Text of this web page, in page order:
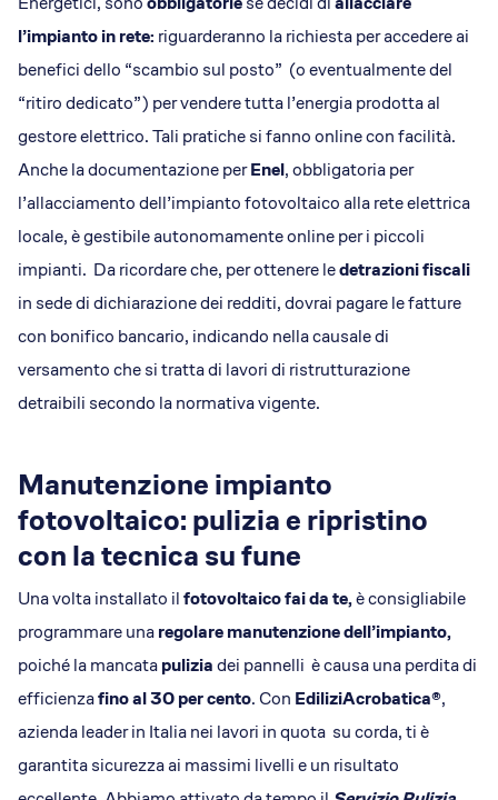
l’impianto in rete: riguarderanno la richiesta per accedere ai
benefici dello “scambio sul posto” (o eventualmente del
“ritiro dedicato”) per vendere tutta l’energia prodotta al
gestore elettrico. Tali pratiche si fanno online con facilità.
Anche la documentazione perEnel, obbligatoria per
l’allacciamento dell’impianto fotovoltaico alla rete elettrica
locale, è gestibile autonomamente online per i piccoli
impianti. Da ricordare che, per ottenere ledetrazioni fiscali
in sede di dichiarazione dei redditi, dovrai pagare le fatture
con bonifico bancario, indicando nella causale di
versamento che si tratta di lavori di ristrutturazione
detraibili secondo la normativa vigente.
Manutenzione impianto
fotovoltaico: pulizia e ripristino
con la tecnica su fune
Una volta installato ilfotovoltaico fai da te,è consigliabile
programmare unaregolare manutenzionedell’impianto,
poiché la mancatapuliziadei pannelli è causa una perdita di
efficienzafino al 30 per cento. Con EdiliziAcrobatica®,
azienda leader in Italia nei lavori in quota su corda, ti è
garantita sicurezza ai massimi livelli e un risultato